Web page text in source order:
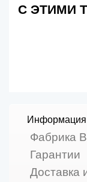
С ЭТИМИ
Информация
Фабрика
Гарантии
Доставка